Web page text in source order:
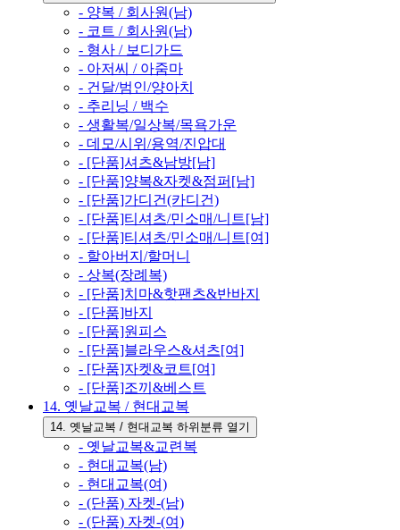
- 양복 / 회사원(남)
- 코트 / 회사원(남)
- 형사 / 보디가드
- 아저씨 / 아줌마
- 건달/범인/양아치
- 추리닝 / 백수
- 생활복/일상복/목욕가운
- 데모/시위/용역/진압대
- [단품]셔츠&남방[남]
- [단품]양복&자켓&점퍼[남]
- [단품]가디건(카디건)
- [단품]티셔츠/민소매/니트[남]
- [단품]티셔츠/민소매/니트[여]
- 할아버지/할머니
- 상복(장례복)
- [단품]치마&핫팬츠&반바지
- [단품]바지
- [단품]원피스
- [단품]블라우스&셔츠[여]
- [단품]자켓&코트[여]
- [단품]조끼&베스트
14. 옛날교복 / 현대교복
14. 옛날교복 / 현대교복 하위분류 열기
- 옛날교복&교련복
- 현대교복(남)
- 현대교복(여)
- (단품) 자켓-(남)
- (단품) 자켓-(여)